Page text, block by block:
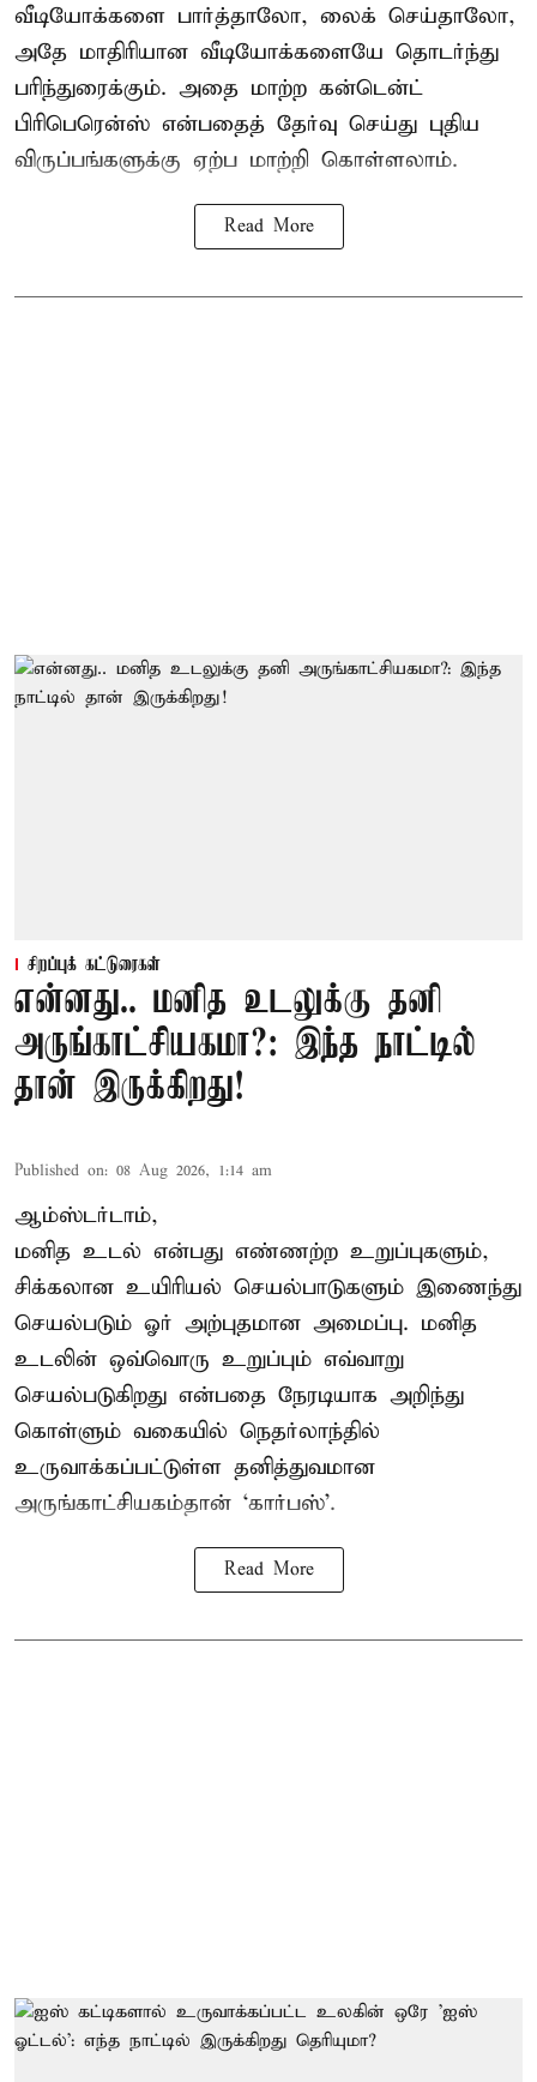
வீடியோக்களை பார்த்தாலோ, லைக் செய்தாலோ,
அதே மாதிரியான வீடியோக்களையே தொடர்ந்து
பரிந்துரைக்கும். அதை மாற்ற கன்டென்ட்
பிரிபெரென்ஸ் என்பதைத் தேர்வு செய்து புதிய
விருப்பங்களுக்கு ஏற்ப மாற்றி கொள்ளலாம்.
Read More
சிறப்புக் கட்டுரைகள்
என்னது.. மனித உடலுக்கு தனி
அருங்காட்சியகமா?: இந்த நாட்டில்
தான் இருக்கிறது!
Published on: 08 Aug 2026, 1:14 am
ஆம்ஸ்டர்டாம்,
மனித உடல் என்பது எண்ணற்ற உறுப்புகளும்,
சிக்கலான உயிரியல் செயல்பாடுகளும் இணைந்து
செயல்படும் ஓர் அற்புதமான அமைப்பு. மனித
உடலின் ஒவ்வொரு உறுப்பும் எவ்வாறு
செயல்படுகிறது என்பதை நேரடியாக அறிந்து
கொள்ளும் வகையில் நெதர்லாந்தில்
உருவாக்கப்பட்டுள்ள தனித்துவமான
அருங்காட்சியகம்தான் ‘கார்பஸ்’.
Read More